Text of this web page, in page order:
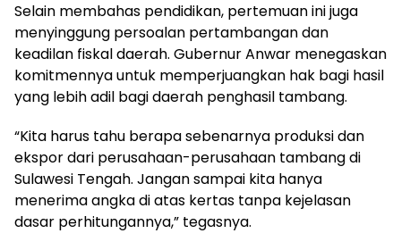
Selain membahas pendidikan, pertemuan ini juga
menyinggung persoalan pertambangan dan
keadilan fiskal daerah. Gubernur Anwar menegaskan
komitmennya untuk memperjuangkan hak bagi hasil
yang lebih adil bagi daerah penghasil tambang.
“Kita harus tahu berapa sebenarnya produksi dan
ekspor dari perusahaan-perusahaan tambang di
Sulawesi Tengah. Jangan sampai kita hanya
menerima angka di atas kertas tanpa kejelasan
dasar perhitungannya,” tegasnya.